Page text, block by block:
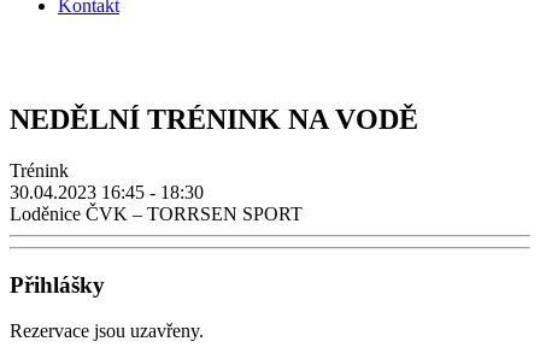
Kontakt
NEDĚLNÍ TRÉNINK NA VODĚ
Trénink
30.04.2023 16:45 - 18:30
Loděnice ČVK – TORRSEN SPORT
Přihlášky
Rezervace jsou uzavřeny.